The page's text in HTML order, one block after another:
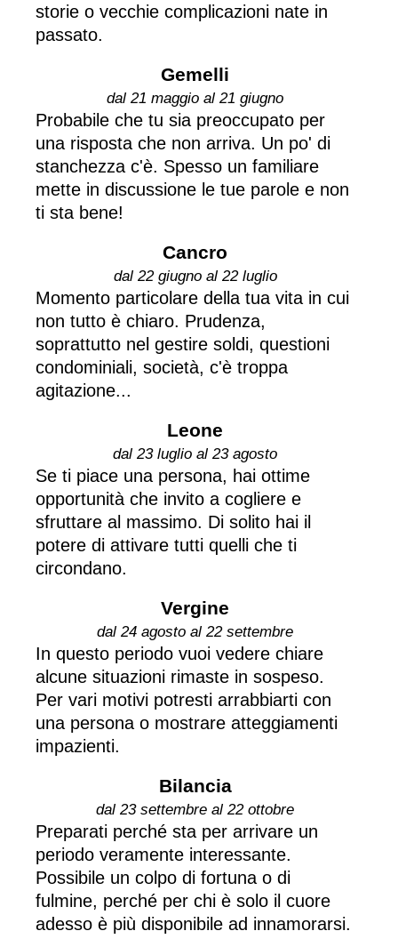
storie o vecchie complicazioni nate in
passato.
Gemelli
dal 21 maggio al 21 giugno
Probabile che tu sia preoccupato per
una risposta che non arriva. Un po' di
stanchezza c'è. Spesso un familiare
mette in discussione le tue parole e non
ti sta bene!
Cancro
dal 22 giugno al 22 luglio
Momento particolare della tua vita in cui
non tutto è chiaro. Prudenza,
soprattutto nel gestire soldi, questioni
condominiali, società, c'è troppa
agitazione...
Leone
dal 23 luglio al 23 agosto
Se ti piace una persona, hai ottime
opportunità che invito a cogliere e
sfruttare al massimo. Di solito hai il
potere di attivare tutti quelli che ti
circondano.
Vergine
dal 24 agosto al 22 settembre
In questo periodo vuoi vedere chiare
alcune situazioni rimaste in sospeso.
Per vari motivi potresti arrabbiarti con
una persona o mostrare atteggiamenti
impazienti.
Bilancia
dal 23 settembre al 22 ottobre
Preparati perché sta per arrivare un
periodo veramente interessante.
Possibile un colpo di fortuna o di
fulmine, perché per chi è solo il cuore
adesso è più disponibile ad innamorarsi.